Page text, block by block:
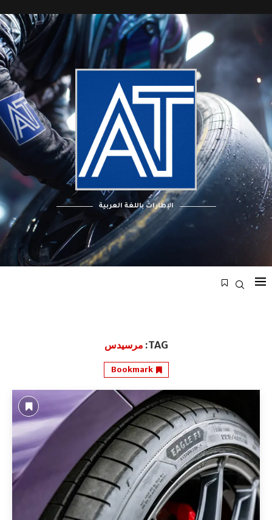
الإطارات باللغة العربية
TAG: مرسيدس
Bookmark